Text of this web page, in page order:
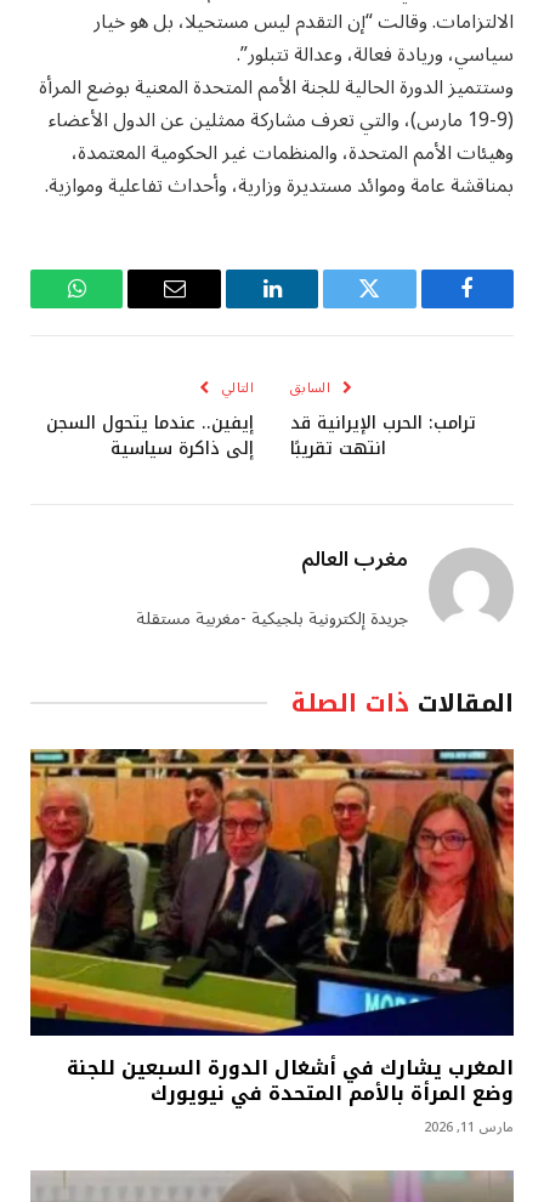
الالتزامات. وقالت “إن التقدم ليس مستحيلا، بل هو خيار
سياسي، وريادة فعالة، وعدالة تتبلور”.
وستتميز الدورة الحالية للجنة الأمم المتحدة المعنية بوضع المرأة
(9-19 مارس)، والتي تعرف مشاركة ممثلين عن الدول الأعضاء
وهيئات الأمم المتحدة، والمنظمات غير الحكومية المعتمدة،
بمناقشة عامة وموائد مستديرة وزارية، وأحداث تفاعلية وموازية.
فيسبوك تويتر لينكدإن
البريد
واتساب
السابق
ترامب: الحرب الإيرانية قد
انتهت تقريبًا
التالي
إيفين.. عندما يتحول السجن
إلى ذاكرة سياسية
مغرب العالم
جريدة إلكترونية بلجيكية -مغربية مستقلة
المقالات ذات الصلة
المغرب يشارك في أشغال الدورة السبعين للجنة
وضع المرأة بالأمم المتحدة في نيويورك
مارس 11, 2026